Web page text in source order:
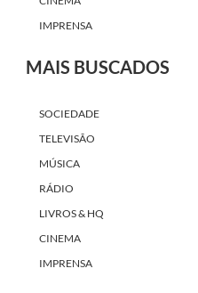
IMPRENSA
MAIS BUSCADOS
SOCIEDADE
TELEVISÃO
MÚSICA
RÁDIO
LIVROS & HQ
CINEMA
IMPRENSA